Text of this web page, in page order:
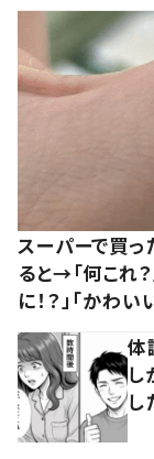
スーパーで買っ
ると→「何これ
に！？」「かわい
体
し
し